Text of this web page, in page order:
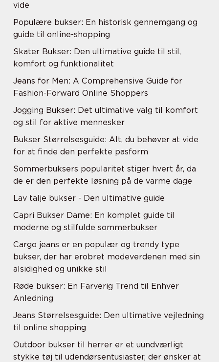
vide
Populære bukser: En historisk gennemgang og
guide til online-shopping
Skater Bukser: Den ultimative guide til stil,
komfort og funktionalitet
Jeans for Men: A Comprehensive Guide for
Fashion-Forward Online Shoppers
Jogging Bukser: Det ultimative valg til komfort
og stil for aktive mennesker
Bukser Størrelsesguide: Alt, du behøver at vide
for at finde den perfekte pasform
Sommerbuksers popularitet stiger hvert år, da
de er den perfekte løsning på de varme dage
Lav talje bukser - Den ultimative guide
Capri Bukser Dame: En komplet guide til
moderne og stilfulde sommerbukser
Cargo jeans er en populær og trendy type
bukser, der har erobret modeverdenen med sin
alsidighed og unikke stil
Røde bukser: En Farverig Trend til Enhver
Anledning
Jeans Størrelsesguide: Den ultimative vejledning
til online shopping
Outdoor bukser til herrer er et uundværligt
stykke tøj til udendørsentusiaster, der ønsker at